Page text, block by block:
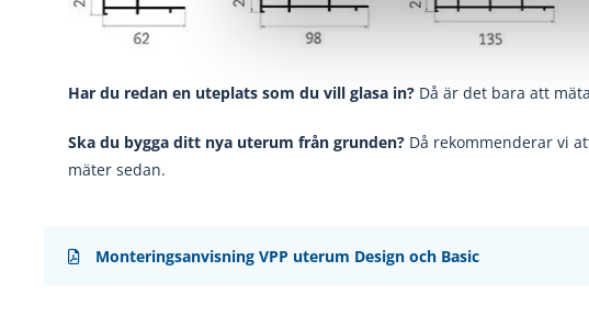
Har du redan en uteplats som du vill glasa in?Då är det bara att
Ska du bygga ditt nya uterum från grunden?Då rekommenderar vi
mäter sedan.
Monteringsanvisning VPP uterum Design och Basic